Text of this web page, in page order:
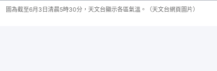
圖為截至6月3日清晨5時30分，天文台顯示各區氣溫。（天文台網頁圖片）